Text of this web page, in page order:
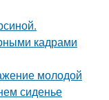
кадрами
молодой
сиденье